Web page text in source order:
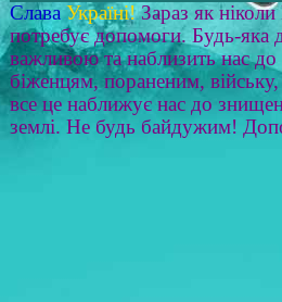
Слава Україні! Зараз як
потребує допомоги. Будь-яка
важливою та наблизить нас
біженцям, пораненим,
все це наближує нас до
землі. Не будь байдужим!